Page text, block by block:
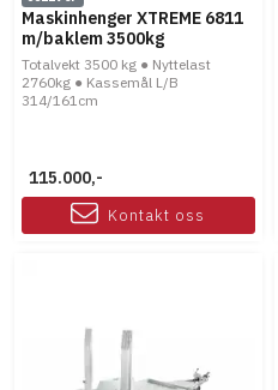
Maskinhenger XTREME 6811
m/baklem 3500kg
Totalvekt 3500 kg ● Nyttelast
2760kg ● Kassemål L/B
314/161cm
115.000,-
Kontakt oss